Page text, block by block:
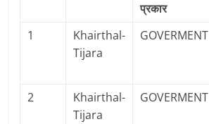
प्रकार
1
Khairthal-
Tijara
GOVERMENT
2
Khairthal-
Tijara
GOVERMENT